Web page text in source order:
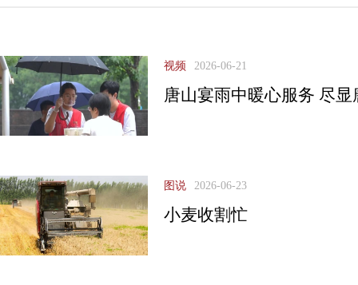
视频 2026-06-21
唐山宴雨中暖心服务 尽
图说 2026-06-23
小麦收割忙